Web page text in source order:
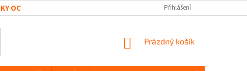
OCHRANY OSOBNÍCH ÚDAJŮ Přihlášení
NÁKUPNÍ
Prázdný košík